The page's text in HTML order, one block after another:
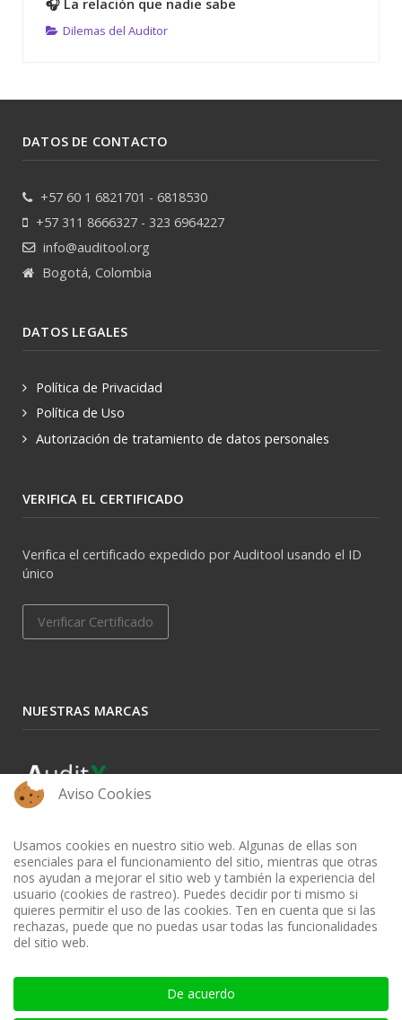
🎧 La relación que nadie sabe
Dilemas del Auditor
DATOS DE CONTACTO
+57 60 1 6821701 - 6818530
+57 311 8666327 - 323 6964227
info@auditool.org
Bogotá, Colombia
DATOS LEGALES
Política de Privacidad
Política de Uso
Autorización de tratamiento de datos personales
VERIFICA EL CERTIFICADO
Verifica el certificado expedido por Auditool usando el ID
único
Verificar Certificado
NUESTRAS MARCAS
BIBLIOTECA AUDITOOL - ISSN: 2665-1696 y 2665-3508
Aviso Cookies
Usamos cookies en nuestro sitio web. Algunas de ellas son
esenciales para el funcionamiento del sitio, mientras que otras
nos ayudan a mejorar el sitio web y también la experiencia del
usuario (cookies de rastreo). Puedes decidir por ti mismo si
quieres permitir el uso de las cookies. Ten en cuenta que si las
rechazas, puede que no puedas usar todas las funcionalidades
del sitio web.
De acuerdo